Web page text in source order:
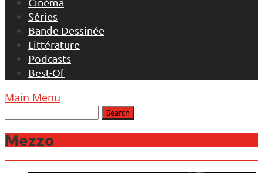
Séries
Bande Dessinée
Littérature
Podcasts
Best-Of
Main Menu
Mezzo